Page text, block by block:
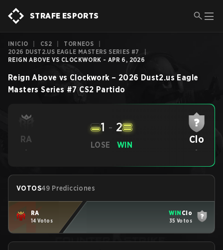
STRAFE ESPORTS
INICIO CS2 TORNEOS
2026 DUST2.US EAGLE MASTERS SERIES #7
REIGN ABOVE VS CLOCKWORK - APR 6, 2026
Reign Above vs Clockwork – 2026 Dust2.us Eagle
Masters Series #7 CS2 Partido
RA
-
LOSE
1 - 2
WIN Clo
-
VOTOS49 Predicciones
RA
14 Votos
WIN Clo
35 Votos